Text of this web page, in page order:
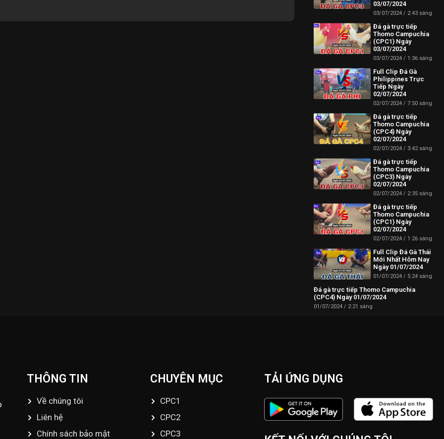
03/07/2024
03/07/2024 2:43 sáng
Đá gà trực tiếp
Thomo Campuchia
(CPC1) Ngày
03/07/2024
03/07/2024 1:36 sáng
Full Clip Đá Gà
Philippines Trực
Tiếp Ngày
02/07/2024
02/07/2024 7:50 sáng
Đá gà trực tiếp
Thomo Campuchia
(CPC4) Ngày
02/07/2024
02/07/2024 3:42 sáng
Đá gà trực tiếp
Thomo Campuchia
(CPC3) Ngày
02/07/2024
02/07/2024 2:35 sáng
Đá gà trực tiếp
Thomo Campuchia
(CPC1) Ngày
02/07/2024
02/07/2024 1:26 sáng
Full Clip Đá Gà Thái
Mới Nhất Hôm Nay
Ngày 01/07/2024
01/07/2024 5:24 sáng
Đá gà trực tiếp Thomo Campuchia
(CPC4) Ngày 01/07/2024
01/07/2024 2:21 sáng
THÔNG TIN
Về chúng tôi
Liên hệ
Chính sách bảo mật
CHUYÊN MỤC
CPC1
CPC2
CPC3
TẢI ỨNG DỤNG